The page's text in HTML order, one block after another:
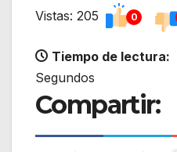
Vistas: 205 0
Tiempo de lectura:
Segundos
Compartir: